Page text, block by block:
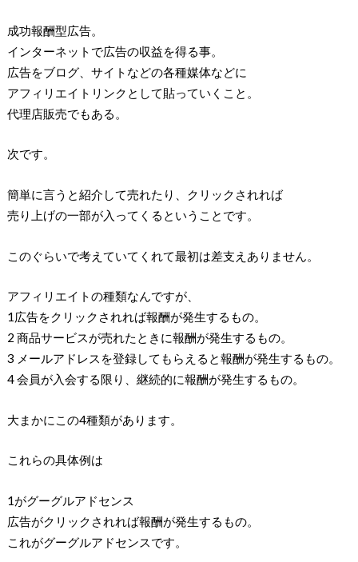
成功報酬型広告。
インターネットで広告の収益を得る事。
広告をブログ、サイトなどの各種媒体などに
アフィリエイトリンクとして貼っていくこと。
代理店販売でもある。
次です。
簡単に言うと紹介して売れたり、クリックされれば
売り上げの一部が入ってくるということです。
このぐらいで考えていてくれて最初は差支えありません。
アフィリエイトの種類なんですが、
1広告をクリックされれば報酬が発生するもの。
2 商品サービスが売れたときに報酬が発生するもの。
3 メールアドレスを登録してもらえると報酬が発生するもの。
4 会員が入会する限り、継続的に報酬が発生するもの。
大まかにこの4種類があります。
これらの具体例は
1がグーグルアドセンス
広告がクリックされれば報酬が発生するもの。
これがグーグルアドセンスです。